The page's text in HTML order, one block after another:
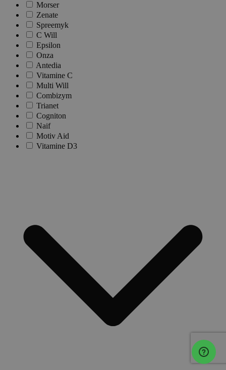
Morser
Zenate
Spreemyk
C Will
Epsilon
Onza
Antedia
Vitamine C
Multi Will
Combizym
Trianet
Cogniton
Naif
Motiv Aid
Vitamine D3